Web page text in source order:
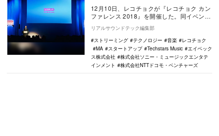
12月10日、レコチョクが『レコチョク カン
ファレンス 2018』を開催した。同イベント
には、Techstars Music代表…
リアルサウンドテック編集部
ストリーミング
テクノロジー 音楽
レコチョク
MA
スタートアップ Techstars Music
エイベック
ス株式会社
株式会社ソニー・ミュージックエンタテ
インメント
株式会社NTTドコモ・ベンチャーズ